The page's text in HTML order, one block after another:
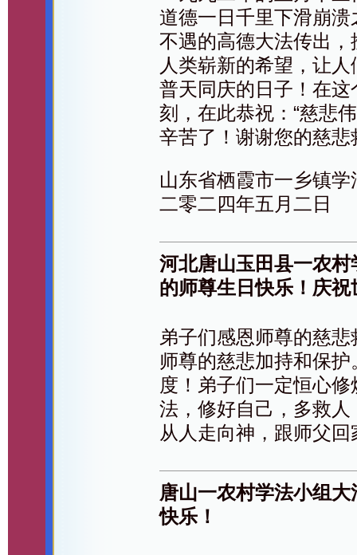
道德一日千里下滑崩
不遇的高德大法传出
人类崭新的希望，让
普天同庆的日子！在
刻，在此恭祝：“慈悲
辛苦了！谢谢您的慈悲
山东省栖霞市一乡镇
二零二四年五月二日
河北唐山玉田县一农
的师尊生日快乐！庆
弟子们感恩师尊的慈
师尊的慈悲加持和保
度！弟子们一定恒心
法，修好自己，多救
从人走向神，跟师父回
唐山一农村学法小组
快乐！